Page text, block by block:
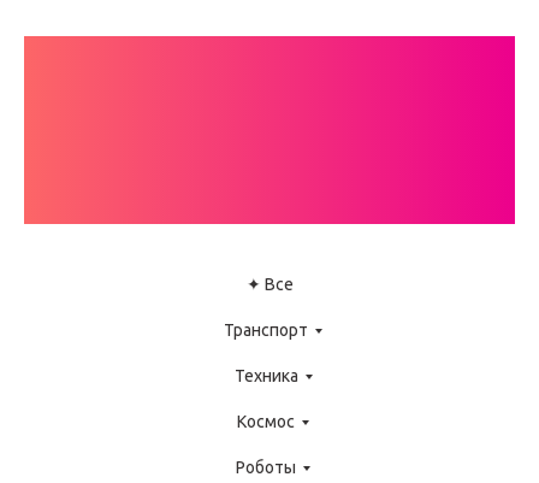
✦ Все
Транспорт
Техника
Космос
Роботы